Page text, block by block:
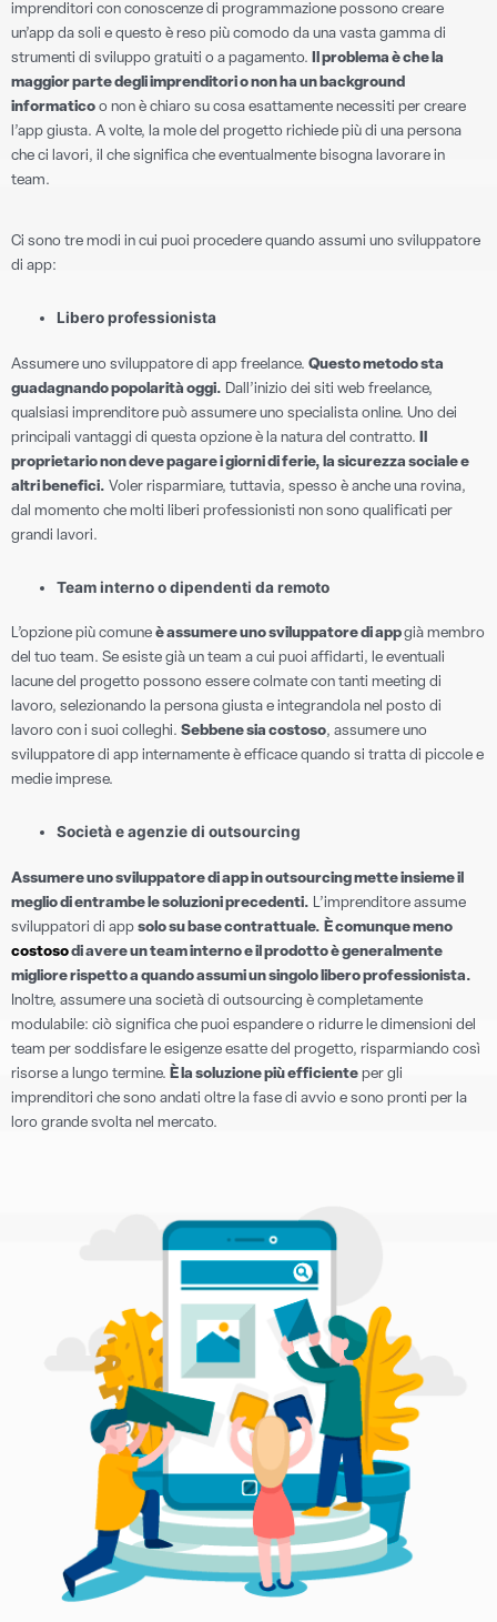
imprenditori con conoscenze di programmazione possono creare
un’app da soli e questo è reso più comodo da una vasta gamma di
strumenti di sviluppo gratuiti o a pagamento.
Il problema è che la
maggior parte degli imprenditori o non ha un background
informatico o non è chiaro su cosa esattamente necessiti per creare
l’app giusta. A volte, la mole del progetto richiede più di una persona
che ci lavori, il che significa che eventualmente bisogna lavorare in
team.
Ci sono tre modi in cui puoi procedere quando assumi uno sviluppatore
di app:
Libero professionista
Assumere uno sviluppatore di app freelance. Questo metodo sta
guadagnando popolarità oggi. Dall’inizio dei siti web freelance,
qualsiasi imprenditore può assumere uno specialista online. Uno dei
principali vantaggi di questa opzione è la natura del contratto.
proprietario non deve pagare i giorni di ferie, la sicurezza sociale e
altri benefici. Voler risparmiare, tuttavia, spesso è anche una rovina,
dal momento che molti liberi professionisti non sono qualificati per
grandi lavori.
Team interno o dipendenti da remoto
L’opzione più comune è assumere uno sviluppatore di appgià membro
del tuo team. Se esiste già un team a cui puoi affidarti, le eventuali
lacune del progetto possono essere colmate con tanti meeting di
lavoro, selezionando la persona giusta e integrandola nel posto di
lavoro con i suoi colleghi. Sebbene sia costoso, assumere uno
sviluppatore di app internamente è efficace quando si tratta di piccole e
medie imprese.
Società e agenzie di outsourcing
Assumere uno sviluppatore di app in outsourcing mette insieme il
meglio di entrambe le soluzioni precedenti. L’imprenditore assume
sviluppatori di app solo su base contrattuale. È comunque meno
costosodi avere un team interno e il prodotto è generalmente
migliore rispetto a quando assumi un singolo libero professionista.
Inoltre, assumere una società di outsourcing è completamente
modulabile: ciò significa che puoi espandere o ridurre le dimensioni del
team per soddisfare le esigenze esatte del progetto, risparmiando così
risorse a lungo termine. È la soluzione più efficiente per gli
imprenditori che sono andati oltre la fase di avvio e sono pronti per la
loro grande svolta nel mercato.